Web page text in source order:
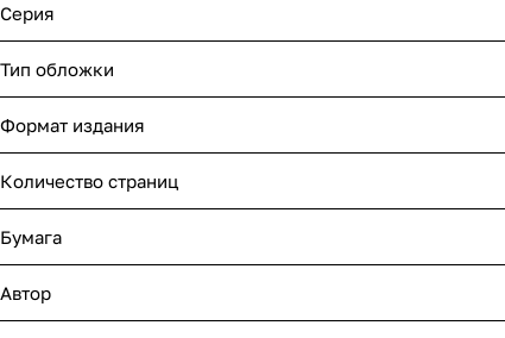
Серия
Тип обложки
Формат издания
Количество страниц
Бумага
Автор